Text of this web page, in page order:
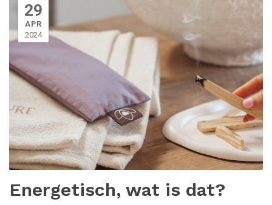
29
APR
2024
Energetisch, wat is dat?